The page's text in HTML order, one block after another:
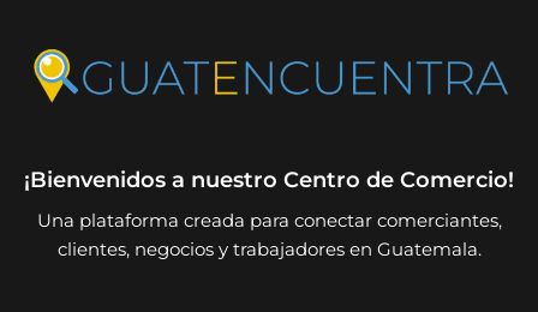
¡Bienvenidos a nuestro Centro de Comercio!
Una plataforma creada para conectar comerciantes,
clientes, negocios y trabajadores en Guatemala.